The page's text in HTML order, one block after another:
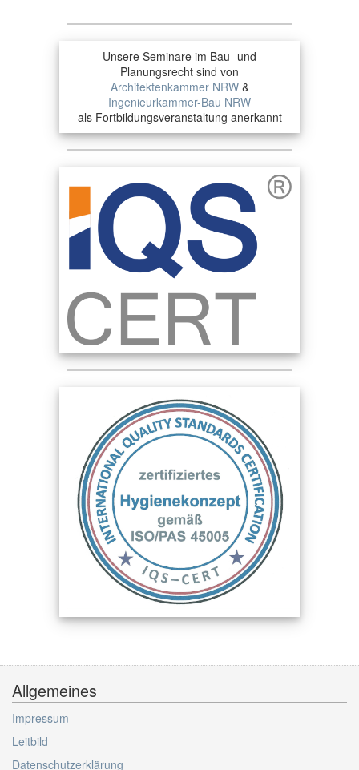
Unsere Seminare im Bau- und
Planungsrecht sind von
Architektenkammer NRW&
Ingenieurkammer-Bau NRW
als Fortbildungsveranstaltung anerkannt
Allgemeines
Impressum
Leitbild
Datenschutzerklärung